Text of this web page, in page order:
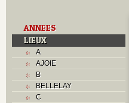
ANNEES
LIEUX
A
AJOIE
B
BELLELAY
C